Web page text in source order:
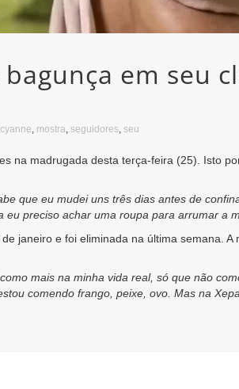
em seu
mostra seguidores seu
na madrugada desta terça-feira (25). Isto
que eu mudei uns três dias antes de
eu preciso achar uma roupa para arrumar a
janeiro e foi eliminada na última semana.
mais na minha vida real, só que não
comendo frango, peixe, ovo. Mas na